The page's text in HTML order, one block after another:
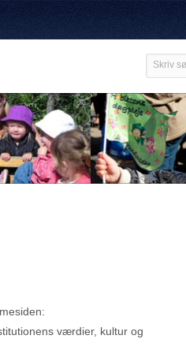
værdier, kultur og